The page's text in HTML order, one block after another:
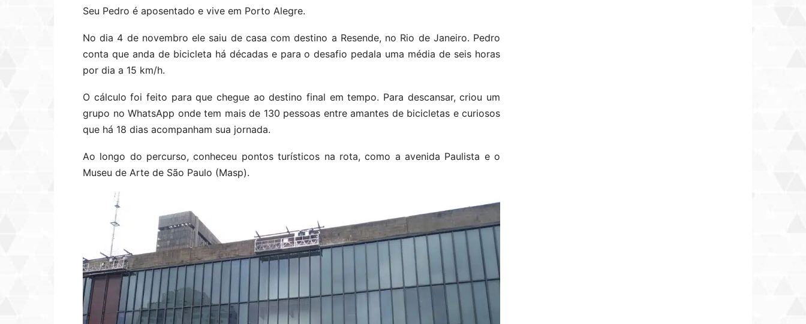
Seu Pedro é aposentado e vive em Porto Alegre.
No dia 4 de novembro ele saiu de casa com destino a Resende, no Rio de Janeiro. Pedro
conta que anda de bicicleta há décadas e para o desafio pedala uma média de seis horas
por dia a 15 km/h.
O cálculo foi feito para que chegue ao destino final em tempo. Para descansar, criou um
grupo no WhatsApp onde tem mais de 130 pessoas entre amantes de bicicletas e curiosos
que há 18 dias acompanham sua jornada.
Ao longo do percurso, conheceu pontos turísticos na rota, como a avenida Paulista e o
Museu de Arte de São Paulo (Masp).